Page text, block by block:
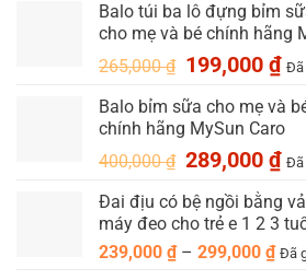
Balo túi ba lô đựng bỉm
cho mẹ và bé chính hãng
265,000₫ Giá
là:
265,000 ₫.
199,000 ₫Giá
hiện
tại
là:
Đã
Balo bỉm sữa cho mẹ và
chính hãng MySun Caro
400,000₫ Giá
là:
400,000 ₫.
289,000 ₫Giá
hiện
tại
là:
Đã
Đai địu có bệ ngồi bằng
máy đeo cho trẻ e 1 2 3
239,000 ₫ – 299,000 ₫ Đã